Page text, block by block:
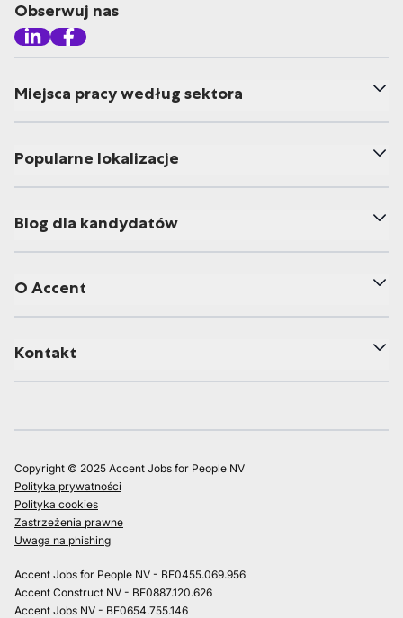
Obserwuj nas
Miejsca pracy według sektora
Popularne lokalizacje
Blog dla kandydatów
O Accent
Kontakt
Copyright © 2025 Accent Jobs for People NV
Polityka prywatności
Polityka cookies
Zastrzeżenia prawne
Uwaga na phishing
Accent Jobs for People NV - BE0455.069.956
Accent Construct NV - BE0887.120.626
Accent Jobs NV - BE0654.755.146